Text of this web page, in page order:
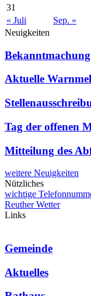
31
« Juli
Sep. »
Neuigkeiten
Aktuelle
Tag der offenen
Mitteilung des
weitere Neuigkeiten
Nützliches
wichtige
Reuther Wetter
Links
Gemeinde
Aktuelles